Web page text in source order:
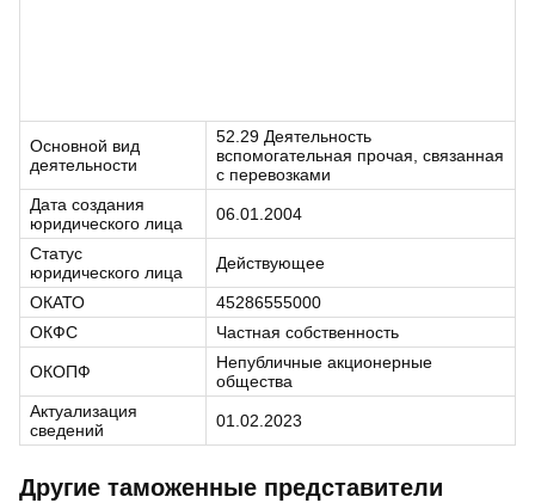
Основной вид
деятельности
52.29 Деятельность
вспомогательная прочая, связанная
с перевозками
Дата создания
юридического лица
06.01.2004
Статус
юридического лица
Действующее
ОКАТО
45286555000
ОКФС
Частная собственность
ОКОПФ
Непубличные акционерные
общества
Актуализация
сведений
01.02.2023
Другие таможенные представители